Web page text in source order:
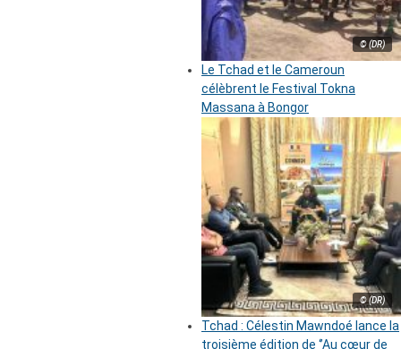
© (DR)
Le Tchad et le Cameroun
célèbrent le Festival Tokna
Massana à Bongor
© (DR)
Tchad : Célestin Mawndoé lance la
troisième édition de ‘’Au cœur de